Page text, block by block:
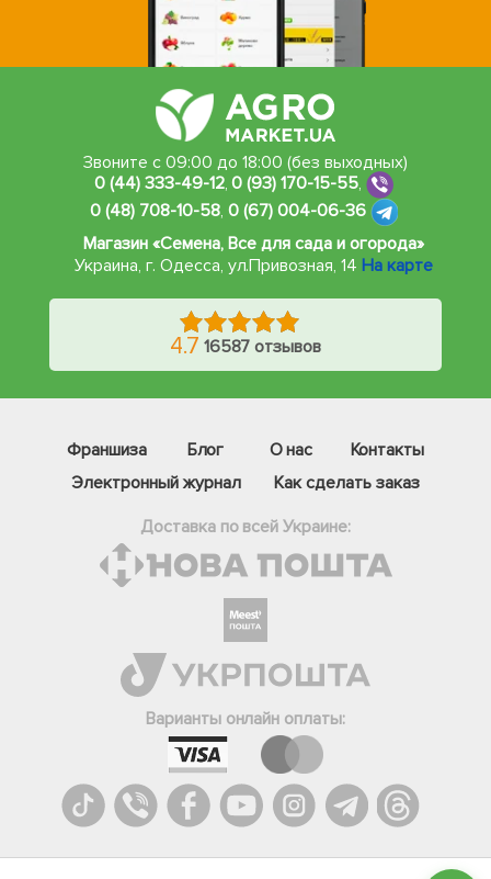
Звоните с 09:00 до 18:00 (без выходных)
0 (44) 333-49-12,0 (93) 170-15-55,
0 (48) 708-10-58, 0 (67) 004-06-36
Магазин «Семена, Все для сада и огорода»
Украина, г. Одесса, ул.Привозная, 14 На карте
4.7 16587 отзывов
Франшиза Блог О нас
Контакты
Электронный журнал
Как сделать заказ
Доставка по всей Украине:
Варианты онлайн оплаты:
Телеграм
Вайбер
Онлайн чат